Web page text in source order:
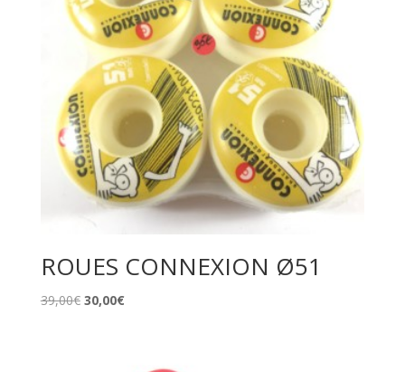
ROUES CONNEXION Ø51
39,00€ Le
30,00€Le